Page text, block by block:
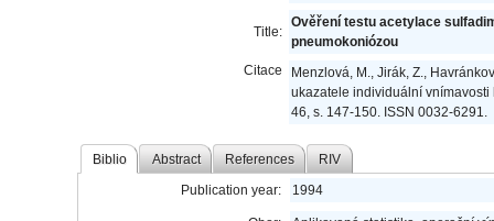
Title:
Ověření testu acetylace
pneumokoniózou
Citace
Menzlová, M., Jirák, Z.,
ukazatele individuální
46, s. 147-150. ISSN 0032-6291.
Biblio Abstract References RIV
Publication year: 1994